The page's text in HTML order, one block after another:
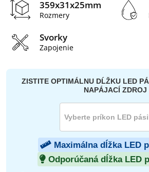
359x31x25mm
Rozmery
Svorky
Zapojenie
ZISTITE OPTIMÁLNU DĹŽKU LED
NAPÁJACÍ ZDROJ
Maximálna dĺžka LED
Odporúčaná dĺžka LED